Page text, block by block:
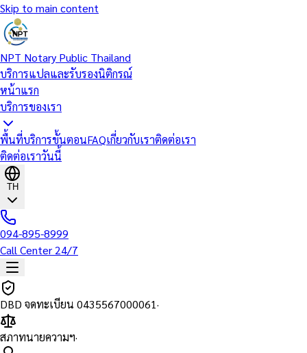
Skip to main content
NPT Notary Public Thailand
บริการแปลและรับรองนิติกรณ์
หน้าแรก
บริการของเรา
พื้นที่บริการขั้นตอนFAQเกี่ยวกับเราติดต่อเรา
ติดต่อเราวันนี้
TH
094-895-8999
Call Center 24/7
DBD จดทะเบียน 0435567000061·
สภาทนายความฯ·